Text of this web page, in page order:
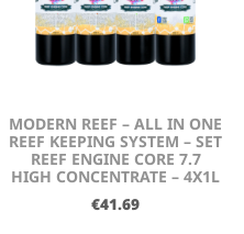
MODERN REEF – ALL IN ONE
REEF KEEPING SYSTEM – SET
REEF ENGINE CORE 7.7
HIGH CONCENTRATE – 4X1L
€41.69